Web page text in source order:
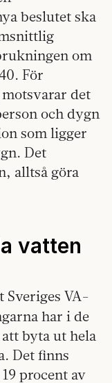
beslutet ska
om
För
det
och dygn
som ligger
Det
alltså göra
vatten
Sveriges VA-
har i de
byta ut hela
Det finns
procent av